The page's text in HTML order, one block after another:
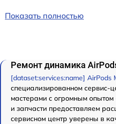
Показать полностью
Ремонт динамика
[dataset:services:name] AirPods
специализированном сервис-
мастерами с огромным опытом
и запчасти предоставляем
сервисном центр уверены в